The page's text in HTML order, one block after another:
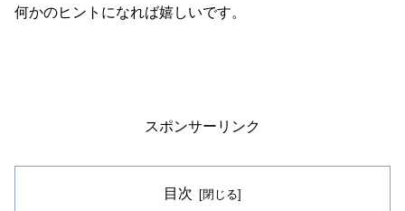
何かのヒントになれば嬉しいです。
スポンサーリンク
目次